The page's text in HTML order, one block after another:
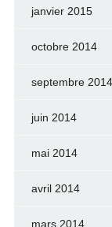
janvier 2015
octobre 2014
septembre 2014
juin 2014
mai 2014
avril 2014
mars 2014